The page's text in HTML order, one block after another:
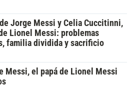
Jorge Messi y Celia Cuccitinni,
Lionel Messi: problemas
familia dividida y sacrificio
Messi, el papá de Lionel Messi